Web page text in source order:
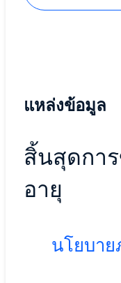
แหล่งข้อมูล
สิ้นสุดกา
อายุ
นโยบาย